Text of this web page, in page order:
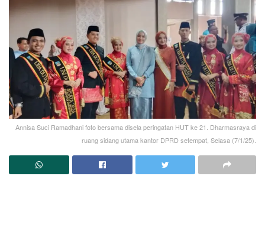
Annisa Suci Ramadhani foto bersama disela peringatan HUT ke 21. Dharmasraya di
ruang sidang utama kantor DPRD setempat, Selasa (7/1/25).